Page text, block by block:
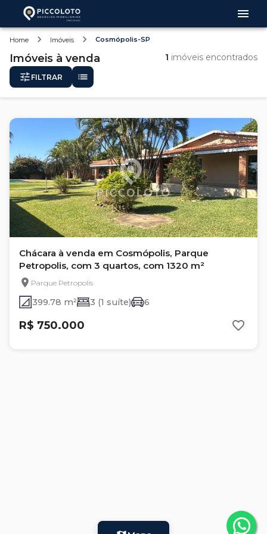
Home Imóveis Cosmópolis-SP
Imóveis à venda 1 imóveis encontrados
FILTRAR
Chácara à venda em Cosmópolis, Parque
Petropolis, com 3 quartos, com 1320 m²
Parque Petropolis
399.78 m² 3 (1 suíte) 6
R$ 750.000